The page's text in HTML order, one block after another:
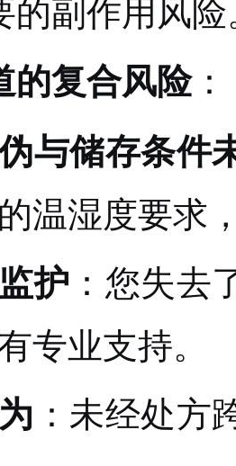
的副作用风
的复合风险：
与储存条件
温湿度要求
护 ：您失去
专业支持。
：未经处方